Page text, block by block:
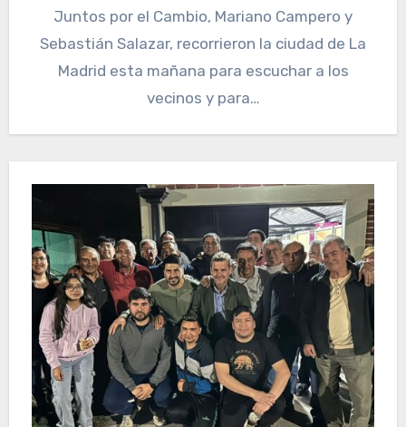
Juntos por el Cambio, Mariano Campero y
Sebastián Salazar, recorrieron la ciudad de La
Madrid esta mañana para escuchar a los
vecinos y para…